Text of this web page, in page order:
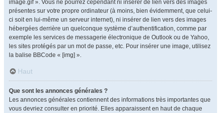
image.gif ». Vous ne pourrez cependant ni insérer de lien vers des images
présentes sur votre propre ordinateur (à moins, bien évidemment, que celui-
ci soit en lui-même un serveur internet), ni insérer de lien vers des images
hébergées derrière un quelconque système d’authentification, comme par
exemple les services de messagerie électronique de Outlook ou de Yahoo,
les sites protégés par un mot de passe, etc. Pour insérer une image, utilisez
la balise BBCode « [img] ».
Haut
Que sont les annonces générales ?
Les annonces générales contiennent des informations très importantes que
vous devriez consulter en priorité. Elles apparaissent en haut de chaque